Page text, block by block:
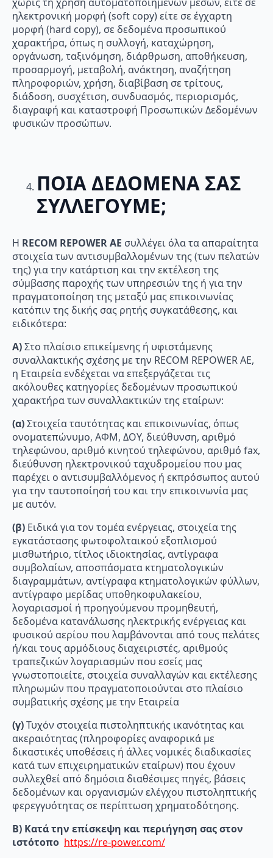
ηλεκτρονική μορφή (soft copy) είτε σε έγχαρτη
μορφή (hard copy), σε δεδομένα προσωπικού
χαρακτήρα, όπως η συλλογή, καταχώρηση,
οργάνωση, ταξινόμηση, διάρθρωση, αποθήκευση,
προσαρμογή, μεταβολή, ανάκτηση, αναζήτηση
πληροφοριών, χρήση, διαβίβαση σε τρίτους,
διάδοση, συσχέτιση, συνδυασμός, περιορισμός,
διαγραφή και καταστροφή Προσωπικών Δεδομένων
φυσικών προσώπων.
ΠΟΙΑ ΔΕΔΟΜΕΝΑ ΣΑΣ
ΣΥΛΛΕΓΟΥΜΕ;
Η RECOM REPOWERAE συλλέγει όλα τα απαραίτητα
στοιχεία των αντισυμβαλλομένων της (των πελατών
της) για την κατάρτιση και την εκτέλεση της
σύμβασης παροχής των υπηρεσιών της ή για την
πραγματοποίηση της μεταξύ μας επικοινωνίας
κατόπιν της δικής σας ρητής συγκατάθεσης, και
ειδικότερα:
Α)Στο πλαίσιο επικείμενης ή υφιστάμενης
συναλλακτικής σχέσης με την RECOM REPOWER AE,
η Εταιρεία ενδέχεται να επεξεργάζεται τις
ακόλουθες κατηγορίες δεδομένων προσωπικού
χαρακτήρα των συναλλακτικών της εταίρων:
(α)Στοιχεία ταυτότητας και επικοινωνίας, όπως
ονοματεπώνυμο, ΑΦΜ, ΔΟΥ, διεύθυνση, αριθμό
τηλεφώνου, αριθμό κινητού τηλεφώνου, αριθμό fax,
διεύθυνση ηλεκτρονικού ταχυδρομείου που μας
παρέχει ο αντισυμβαλλόμενος ή εκπρόσωπος αυτού
για την ταυτοποίησή του και την επικοινωνία μας
με αυτόν.
(β) Ειδικά για τον τομέα ενέργειας, στοιχεία της
εγκατάστασης φωτοφολταικού εξοπλισμού
μισθωτήριο, τίτλος ιδιοκτησίας, αντίγραφα
συμβολαίων, αποσπάσματα κτηματολογικών
διαγραμμάτων, αντίγραφα κτηματολογικών φύλλων,
αντίγραφο μερίδας υποθηκοφυλακείου,
λογαριασμοί ή προηγούμενου προμηθευτή,
δεδομένα κατανάλωσης ηλεκτρικής ενέργειας και
φυσικού αερίου που λαμβάνονται από τους πελάτες
ή/και τους αρμόδιους διαχειριστές, αριθμούς
τραπεζικών λογαριασμών που εσείς μας
γνωστοποιείτε, στοιχεία συναλλαγών και εκτέλεσης
πληρωμών που πραγματοποιούνται στο πλαίσιο
συμβατικής σχέσης με την Εταιρεία
(γ)Τυχόν στοιχεία πιστοληπτικής ικανότητας και
ακεραιότητας (πληροφορίες αναφορικά με
δικαστικές υποθέσεις ή άλλες νομικές διαδικασίες
κατά των επιχειρηματικών εταίρων) που έχουν
συλλεχθεί από δημόσια διαθέσιμες πηγές, βάσεις
δεδομένων και οργανισμών ελέγχου πιστοληπτικής
φερεγγυότητας σε περίπτωση χρηματοδότησης.
Β) Κατά την επίσκεψη και περιήγηση σας στον
ιστότοπο https://re-power.com/